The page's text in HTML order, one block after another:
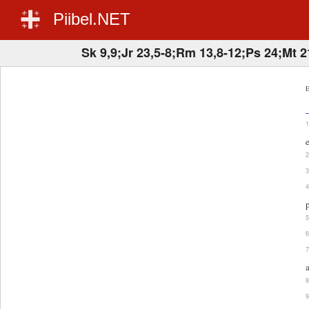
Piibel.NET
Sk 9,9;Jr 23,5-8;Rm 13,8-12;Ps 24;Mt
1
2
3
4
5
6
7
8
9